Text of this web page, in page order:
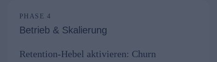
PHASE 4
Betrieb & Skalierung
Retention-Hebel aktivieren: Churn